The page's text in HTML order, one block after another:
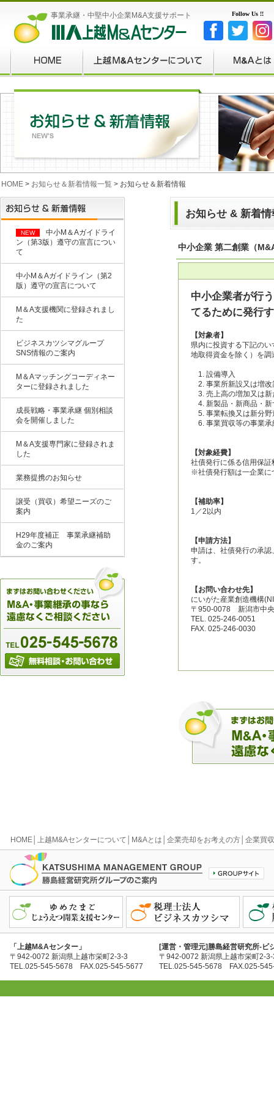
事業承継・中堅中小企業M&A支援サポート Follow Us !!
HOME > お知らせ＆新着情報一覧 > お知らせ＆新着情報
お知らせ & 新着
中小企業 第二創業（
中小企業者が行
てるために発行
【対象者】
県内に投資する下記の
地取得資金を除く）を調
1. 設備導入
2. 事業所新設又は増改
3. 売上高の増加又は新
4. 新製品・新商品・新
5. 事業転換又は新分野
6. 事業買収等の事業承
【対象経費】
社債発行に係る信用保証
※社債発行額は一企業に
【補助率】
1／2以内
【申請方法】
申請は、社債発行の承
す。
【お問い合わせ先】
にいがた産業創造機構
〒950-0078 新潟市中
TEL. 025-246-0051
FAX. 025-246-0030
NEW
中小M＆Aガイドライ
ン（第3版）遵守の宣言につい
て
中小M＆Aガイドライン（第2
版）遵守の宣言について
M＆A支援機関に登録されまし
た
ビジネスカツシマグループ
SNS情報のご案内
M＆Aマッチングコーディネー
ターに登録されました
成長戦略・事業承継 個別相談
会を開催しました
M＆A支援専門家に登録されま
した
業務提携のお知らせ
譲受（買収）希望ニーズのご
案内
H29年度補正 事業承継補助
金のご案内
HOME│ 上越M&Aセンターについて M&Aとは 企業売却をお考えの方│ 企業買
「上越M&Aセンター」
〒942-0072 新潟県上越市栄町2-3-3
TEL.025-545-5678 FAX.025-545-5677
[運営・管理元]勝島経営研究所-ビ
〒942-0072 新潟県上越市栄町2-
TEL.025-545-5678 FAX.025-